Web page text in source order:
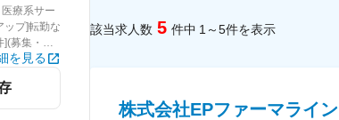
療系サー
プ]転勤な
募集・採
）
を見る
該当求人数 5 件中 1～5件を表示
株式会社EPファーマライン